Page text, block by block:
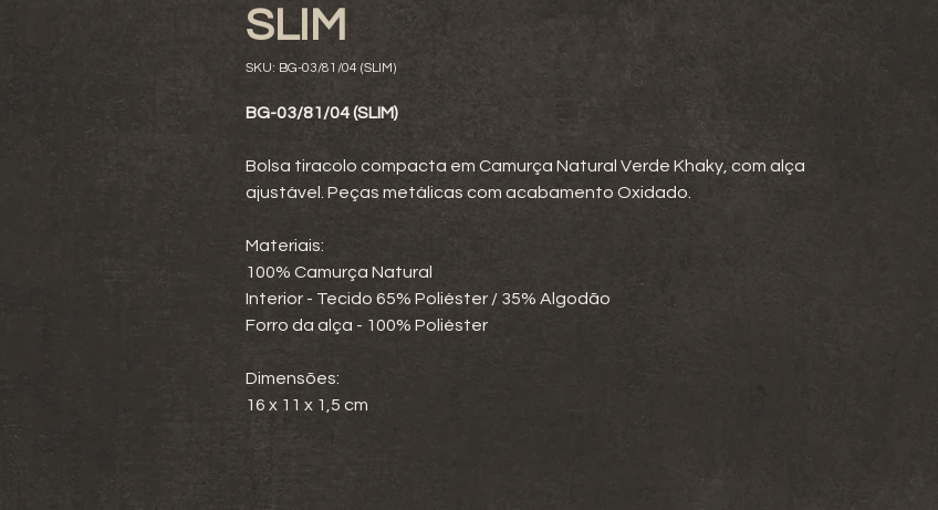
SLIM
SKU: BG-03/81/04 (SLIM)
BG-03/81/04 (SLIM)
Bolsa tiracolo compacta em Camurça Natural Verde Khaky, com alça
ajustável. Peças metálicas com acabamento Oxidado.
Materiais:
100% Camurça Natural
Interior - Tecido 65% Poliéster / 35% Algodão
Forro da alça - 100% Poliéster
Dimensões:
16 x 11 x 1,5 cm